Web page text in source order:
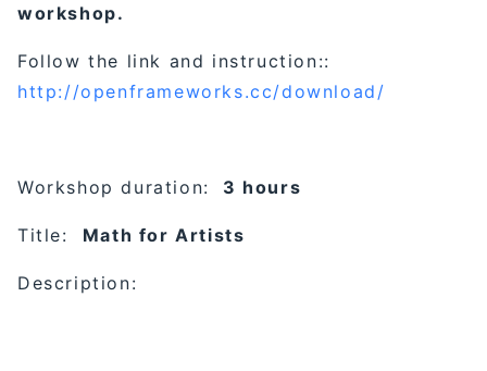
workshop.
Follow the link and instruction::
http://openframeworks.cc/download/
Workshop duration: 3 hours
Title: Math for Artists
Description: